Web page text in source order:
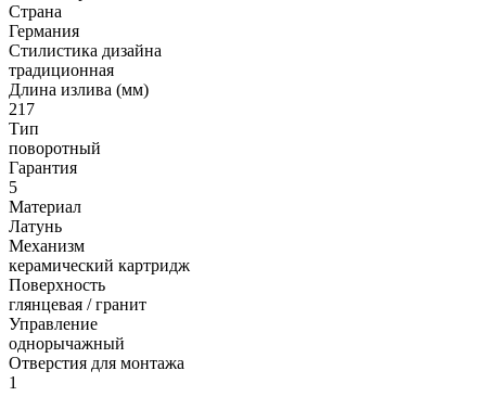
Страна
Германия
Стилистика дизайна
традиционная
Длина излива (мм)
217
Тип
поворотный
Гарантия
5
Материал
Латунь
Механизм
керамический картридж
Поверхность
глянцевая / гранит
Управление
однорычажный
Отверстия для монтажа
1